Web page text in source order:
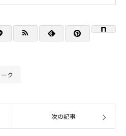
ク
次の記事